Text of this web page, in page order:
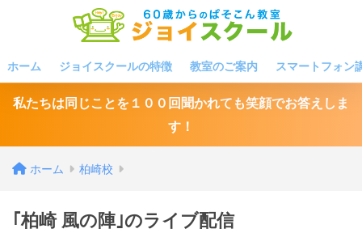
ホーム ジョイスクールの特徴 教室のご案内 スマートフォン
私たちは同じことを１００回聞かれても笑顔でお答えしま
す！
ホーム 柏崎校
｢柏崎 風の陣｣のライブ配信